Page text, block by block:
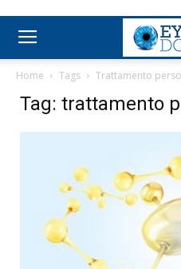
Home Tags Trattamento
Tag: trattamento